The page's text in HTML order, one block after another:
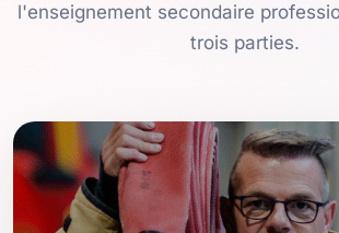
l'enseignement secondaire
trois parties.